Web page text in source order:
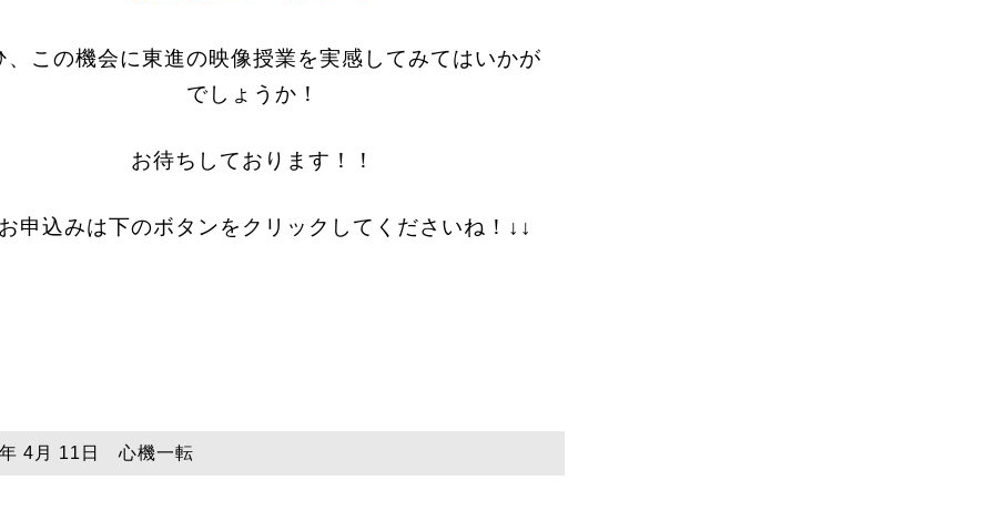
、この機会に東進の映像授業を実感してみてはいかが
でしょうか！
お待ちしております！！
申込みは下のボタンをクリックしてくださいね！↓↓
4月 11日 心機一転